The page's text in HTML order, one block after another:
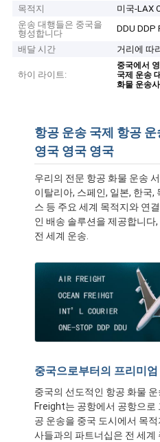
목적지
미국-LAX
운송 대행들은 중국을
형성합니다
DDU DDP
배달 시간
거리에 따
하이 라이트:
중국에서
국제 운송
화물 운송
항공 운송 국제 항공
영국 영국 영국
우리의 전문 항공 화물 운송
이탈리아, 스페인, 일본, 한국,
스 등 주요 세계 목적지와 연
인 배송 솔루션을 제공합니다
전 세계 운송.
중국으로부터의 프리미
중국의 선도적인 항공 화물
Freight는 공항에서 공항으로
공 운송을 중국 도시에서 목
사들과의 파트너십은 전 세계